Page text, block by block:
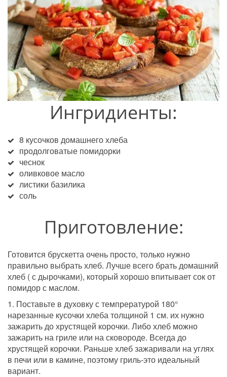
Ингридиенты:
8 кусочков домашнего хлеба
продолговатые помидорки
чеснок
оливковое масло
листики базилика
соль
Приготовление:
Готовится брускетта очень просто, только нужно
правильно выбрать хлеб. Лучше всего брать домашний
хлеб ( с дырочками), который хорошо впитывает сок от
помидор с маслом.
1. Поставьте в духовку с темпрературой 180°
нарезанные кусочки хлеба толщиной 1 см. их нужно
зажарить до хрустящей корочки. Либо хлеб можно
зажарить на гриле или на сковороде. Всегда до
хрустящей корочки. Раньше хлеб зажаривали на углях
в печи или в камине, поэтому гриль-это идеальный
вариант.